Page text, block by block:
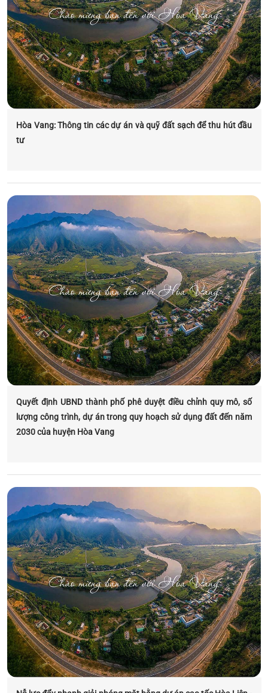
Hòa Vang: Thông tin các dự án và quỹ đất sạch để thu hút đầu
tư
Quyết định UBND thành phố phê duyệt điều chỉnh quy mô, số
lượng công trình, dự án trong quy hoạch sử dụng đất đến năm
2030 của huyện Hòa Vang